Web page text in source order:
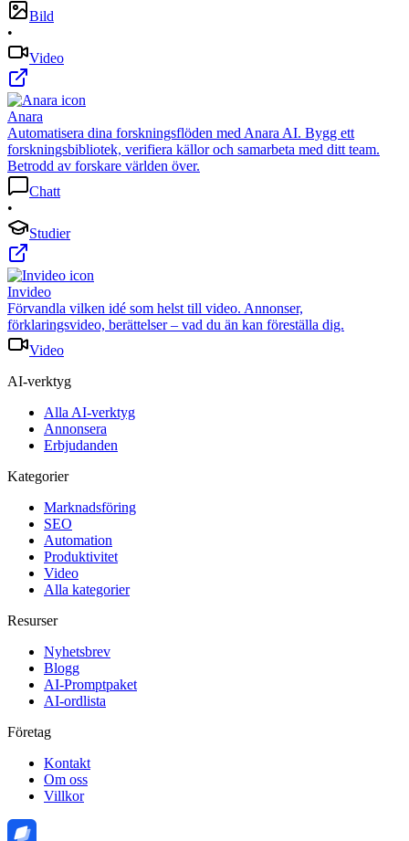
Bild
•
Video
Anara
Automatisera dina forskningsflöden med Anara AI. Bygg ett
forskningsbibliotek, verifiera källor och samarbeta med ditt team.
Betrodd av forskare världen över.
Chatt
•
Studier
Invideo
Förvandla vilken idé som helst till video. Annonser,
förklaringsvideo, berättelser – vad du än kan föreställa dig.
Video
AI-verktyg
Alla AI-verktyg
Annonsera
Erbjudanden
Kategorier
Marknadsföring
SEO
Automation
Produktivitet
Video
Alla kategorier
Resurser
Nyhetsbrev
Blogg
AI-Promptpaket
AI-ordlista
Företag
Kontakt
Om oss
Villkor